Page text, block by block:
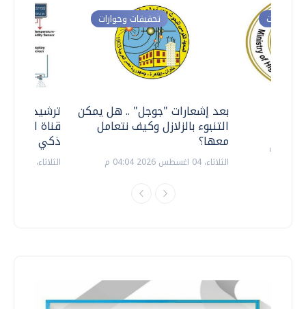
ترشيدا
قناة
ذكي
الثلاثاء، 14 يوليو 2026 06:11 م
تحقيقات وحوارات
بعد إشعارات "جوجل" .. هل يمكن
التنبوء بالزلازل وكيف نتعامل
معها؟
الثلاثاء، 04 اغسطس 2026 04:04 م
وحوارات